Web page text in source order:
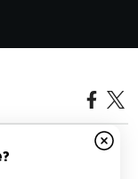
LA